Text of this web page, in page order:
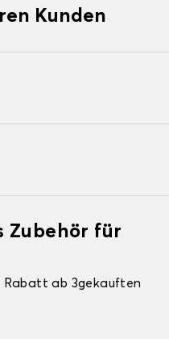
Kunden
Zubehör für
Rabatt ab 3gekauften